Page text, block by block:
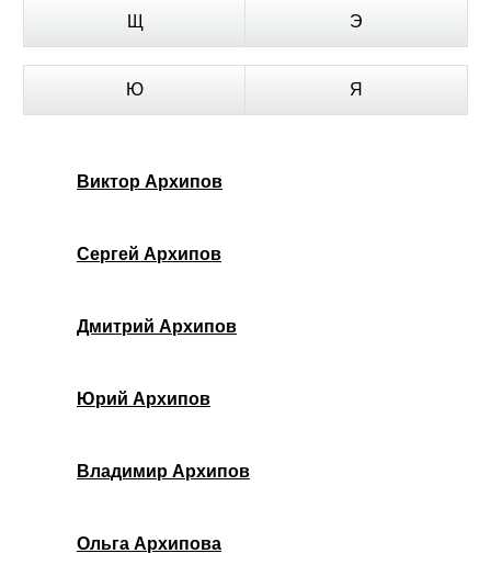
Щ Э
Ю Я
Виктор Архипов
Сергей Архипов
Дмитрий Архипов
Юрий Архипов
Владимир Архипов
Ольга Архипова